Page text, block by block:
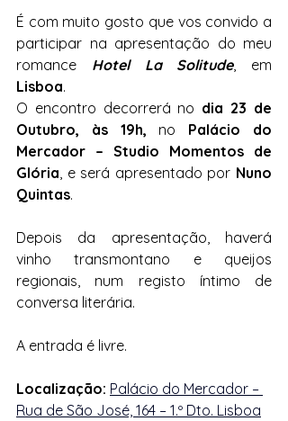
É com muito gosto que vos convido a
participar na apresentação do meu
romance Hotel La Solitude
Lisboa.
O encontro decorrerá no dia 23 de
Outubro, às 19h, no Palácio do
Mercador – Studio Momentos de
Glória, e será apresentado por Nuno
Quintas.
Depois da apresentação, haverá
vinho transmontano e queijos
regionais, num registo íntimo de
conversa literária.
A entrada é livre.
Localização: Palácio do Mercador –
Rua de São José, 164 – 1.º Dto. Lisboa